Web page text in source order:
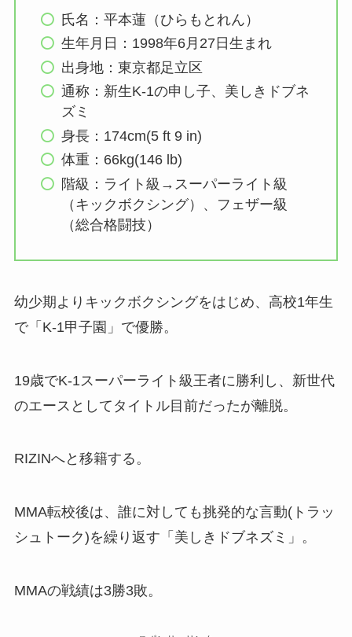
氏名：平本蓮（ひらもとれん）
生年月日：1998年6月27日生まれ
出身地：東京都足立区
通称：新生K-1の申し子、美しきドブネ
ズミ
身長：174cm(5 ft 9 in)
体重：66kg(146 lb)
階級：ライト級→スーパーライト級
（キックボクシング）、フェザー級
（総合格闘技）
幼少期よりキックボクシングをはじめ、高校1年生
で「K-1甲子園」で優勝。
19歳でK-1スーパーライト級王者に勝利し、新世代
のエースとしてタイトル目前だったが離脱。
RIZINへと移籍する。
MMA転校後は、誰に対しても挑発的な言動(トラッ
シュトーク)を繰り返す「美しきドブネズミ」。
MMAの戦績は3勝3敗。